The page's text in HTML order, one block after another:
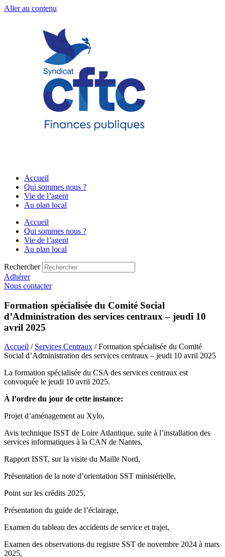
Aller au contenu
Accueil
Qui sommes nous ?
Vie de l’agent
Au plan local
Accueil
Qui sommes nous ?
Vie de l’agent
Au plan local
Rechercher
Adhérer
Nous contacter
Formation spécialisée du Comité Social
d’Administration des services centraux – jeudi 10
avril 2025
Accueil / Services Centraux / Formation spécialisée du Comité
Social d’Administration des services centraux – jeudi 10 avril 2025
La formation spécialisée du CSA des services centraux est
convoquée le jeudi 10 avril 2025.
À l’ordre du jour de cette instance:
Projet d’aménagement au Xylo,
Avis technique ISST de Loire Atlantique, suite à l’installation des
services informatiques à la CAN de Nantes,
Rapport ISST, sur la visite du Maille Nord,
Présentation de la note d’orientation SST ministérielle,
Point sur les crédits 2025,
Présentation du guide de l’éclairage,
Examen du tableau des accidents de service et trajet,
Examen des observations du registre SST de novembre 2024 à mars
2025,